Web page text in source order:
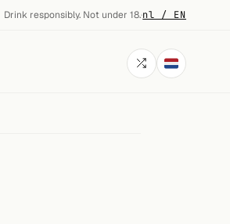
Drink responsibly. Not under 18.·nl / EN